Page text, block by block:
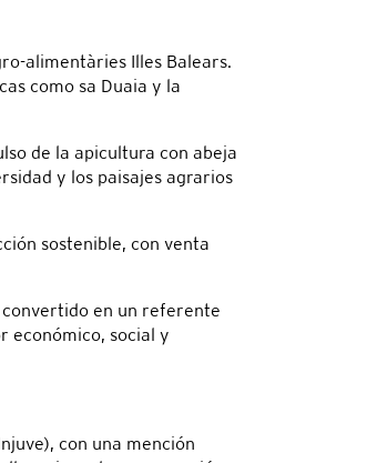
alimentàries Illes Balears.
como sa Duaia y la
de la apicultura con abeja
y los paisajes agrarios
sostenible, con venta
convertido en un referente
económico, social y
con una mención